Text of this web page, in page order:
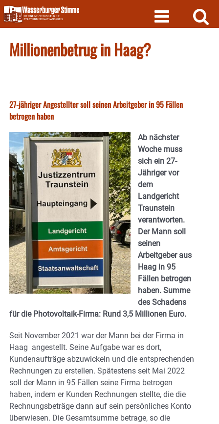
Skip
to
content
Millionenbetrug in Haag?
27-jähriger Angestellter soll seinen Arbeitgeber in 95 Fällen
betrogen haben
Ab nächster
Woche muss
sich ein 27-
Jähriger vor
dem
Landgericht
Traunstein
verantworten.
Der Mann soll
seinen
Arbeitgeber aus
Haag in 95
Fällen betrogen
haben. Summe
des Schadens
für die Photovoltaik-Firma: Rund 3,5 Millionen Euro.
Seit November 2021 war der Mann bei der Firma in
Haag angestellt. Seine Aufgabe war es dort,
Kundenaufträge abzuwickeln und die entsprechenden
Rechnungen zu erstellen. Spätestens seit Mai 2022
soll der Mann in 95 Fällen seine Firma betrogen
haben, indem er Kunden Rechnungen stellte, die die
Rechnungsbeträge dann auf sein persönliches Konto
überwiesen. Die Gesamtsumme betrage, so die